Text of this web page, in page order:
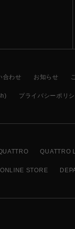
合わせ お知らせ
プライバシーポリ
QUATTRO
STORE